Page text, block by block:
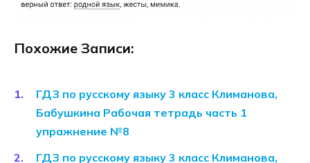
Похожие Записи:
ГДЗ по русскому языку 3 класс Климанова,
Бабушкина Рабочая тетрадь часть 1
упражнение №8
ГДЗ по русскому языку 3 класс Климанова,